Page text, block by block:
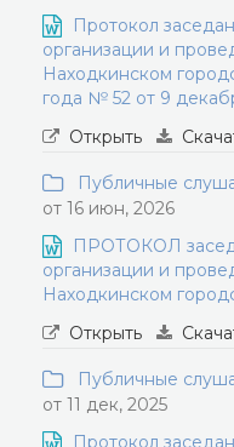
Протокол
организации и
Находкинском
года № 52 от 9
Открыть
Публичные
от 16 июн, 2026
ПРОТОКОЛ
организации и
Находкинском
Открыть
Публичные
от 11 дек, 2025
Протокол